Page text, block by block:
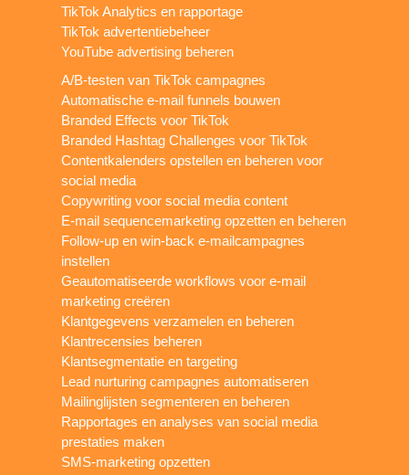
TikTok Analytics en rapportage
TikTok advertentiebeheer
YouTube advertising beheren
A/B-testen van TikTok campagnes
Automatische e-mail funnels bouwen
Branded Effects voor TikTok
Branded Hashtag Challenges voor TikTok
Contentkalenders opstellen en beheren voor
social media
Copywriting voor social media content
E-mail sequencemarketing opzetten en beheren
Follow-up en win-back e-mailcampagnes
instellen
Geautomatiseerde workflows voor e-mail
marketing creëren
Klantgegevens verzamelen en beheren
Klantrecensies beheren
Klantsegmentatie en targeting
Lead nurturing campagnes automatiseren
Mailinglijsten segmenteren en beheren
Rapportages en analyses van social media
prestaties maken
SMS-marketing opzetten